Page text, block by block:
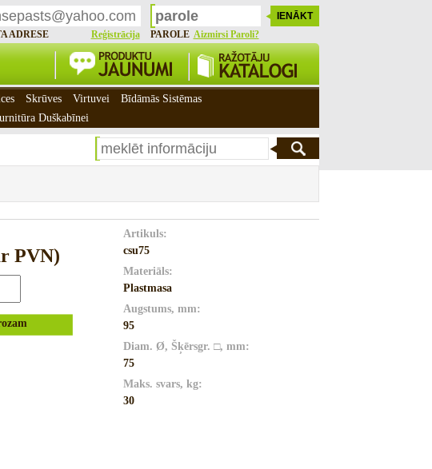
ADRESE Reģistrācija PAROLE Aizmirsi Paroli?
PVN)
Artikuls:
csu75
Materiāls:
Plastmasa
Augstums, mm:
95
Diam. Ø, Šķērsgr. □, mm:
75
Maks. svars, kg:
30
Skrūves Virtuvei
Bīdāmās Sistēmas
Duškabīnei